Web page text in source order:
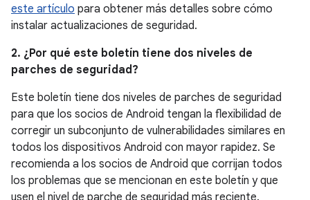
este artículo para obtener más detalles sobre cómo
instalar actualizaciones de seguridad.
2. ¿Por qué este boletín tiene dos niveles de
parches de seguridad?
Este boletín tiene dos niveles de parches de seguridad
para que los socios de Android tengan la flexibilidad de
corregir un subconjunto de vulnerabilidades similares en
todos los dispositivos Android con mayor rapidez. Se
recomienda a los socios de Android que corrijan todos
los problemas que se mencionan en este boletín y que
usen el nivel de parche de seguridad más reciente.